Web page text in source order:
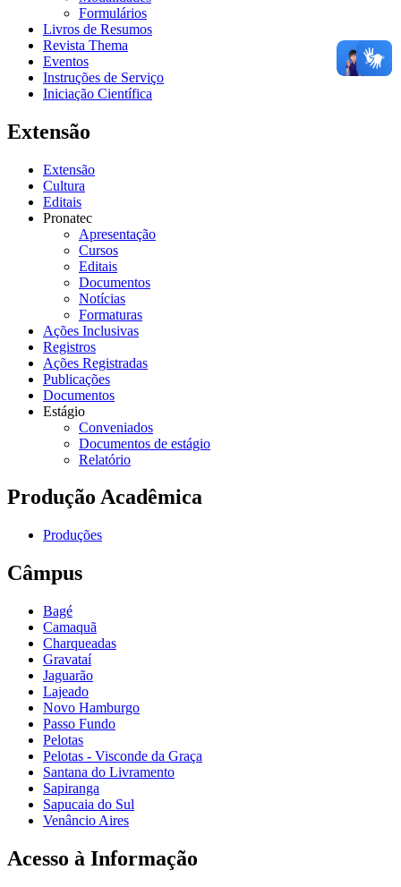
Formulários
Livros de Resumos
Revista Thema
Eventos
Instruções de Serviço
Iniciação Científica
Extensão
Extensão
Cultura
Editais
Pronatec
Apresentação
Cursos
Editais
Documentos
Notícias
Formaturas
Ações Inclusivas
Registros
Ações Registradas
Publicações
Documentos
Estágio
Conveniados
Documentos de estágio
Relatório
Produção Acadêmica
Produções
Câmpus
Bagé
Camaquã
Charqueadas
Gravataí
Jaguarão
Lajeado
Novo Hamburgo
Passo Fundo
Pelotas
Pelotas - Visconde da Graça
Santana do Livramento
Sapiranga
Sapucaia do Sul
Venâncio Aires
Acesso à Informação